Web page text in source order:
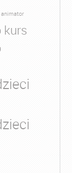
animator
kurs